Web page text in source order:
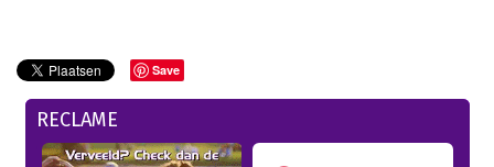
Save
RECLAME